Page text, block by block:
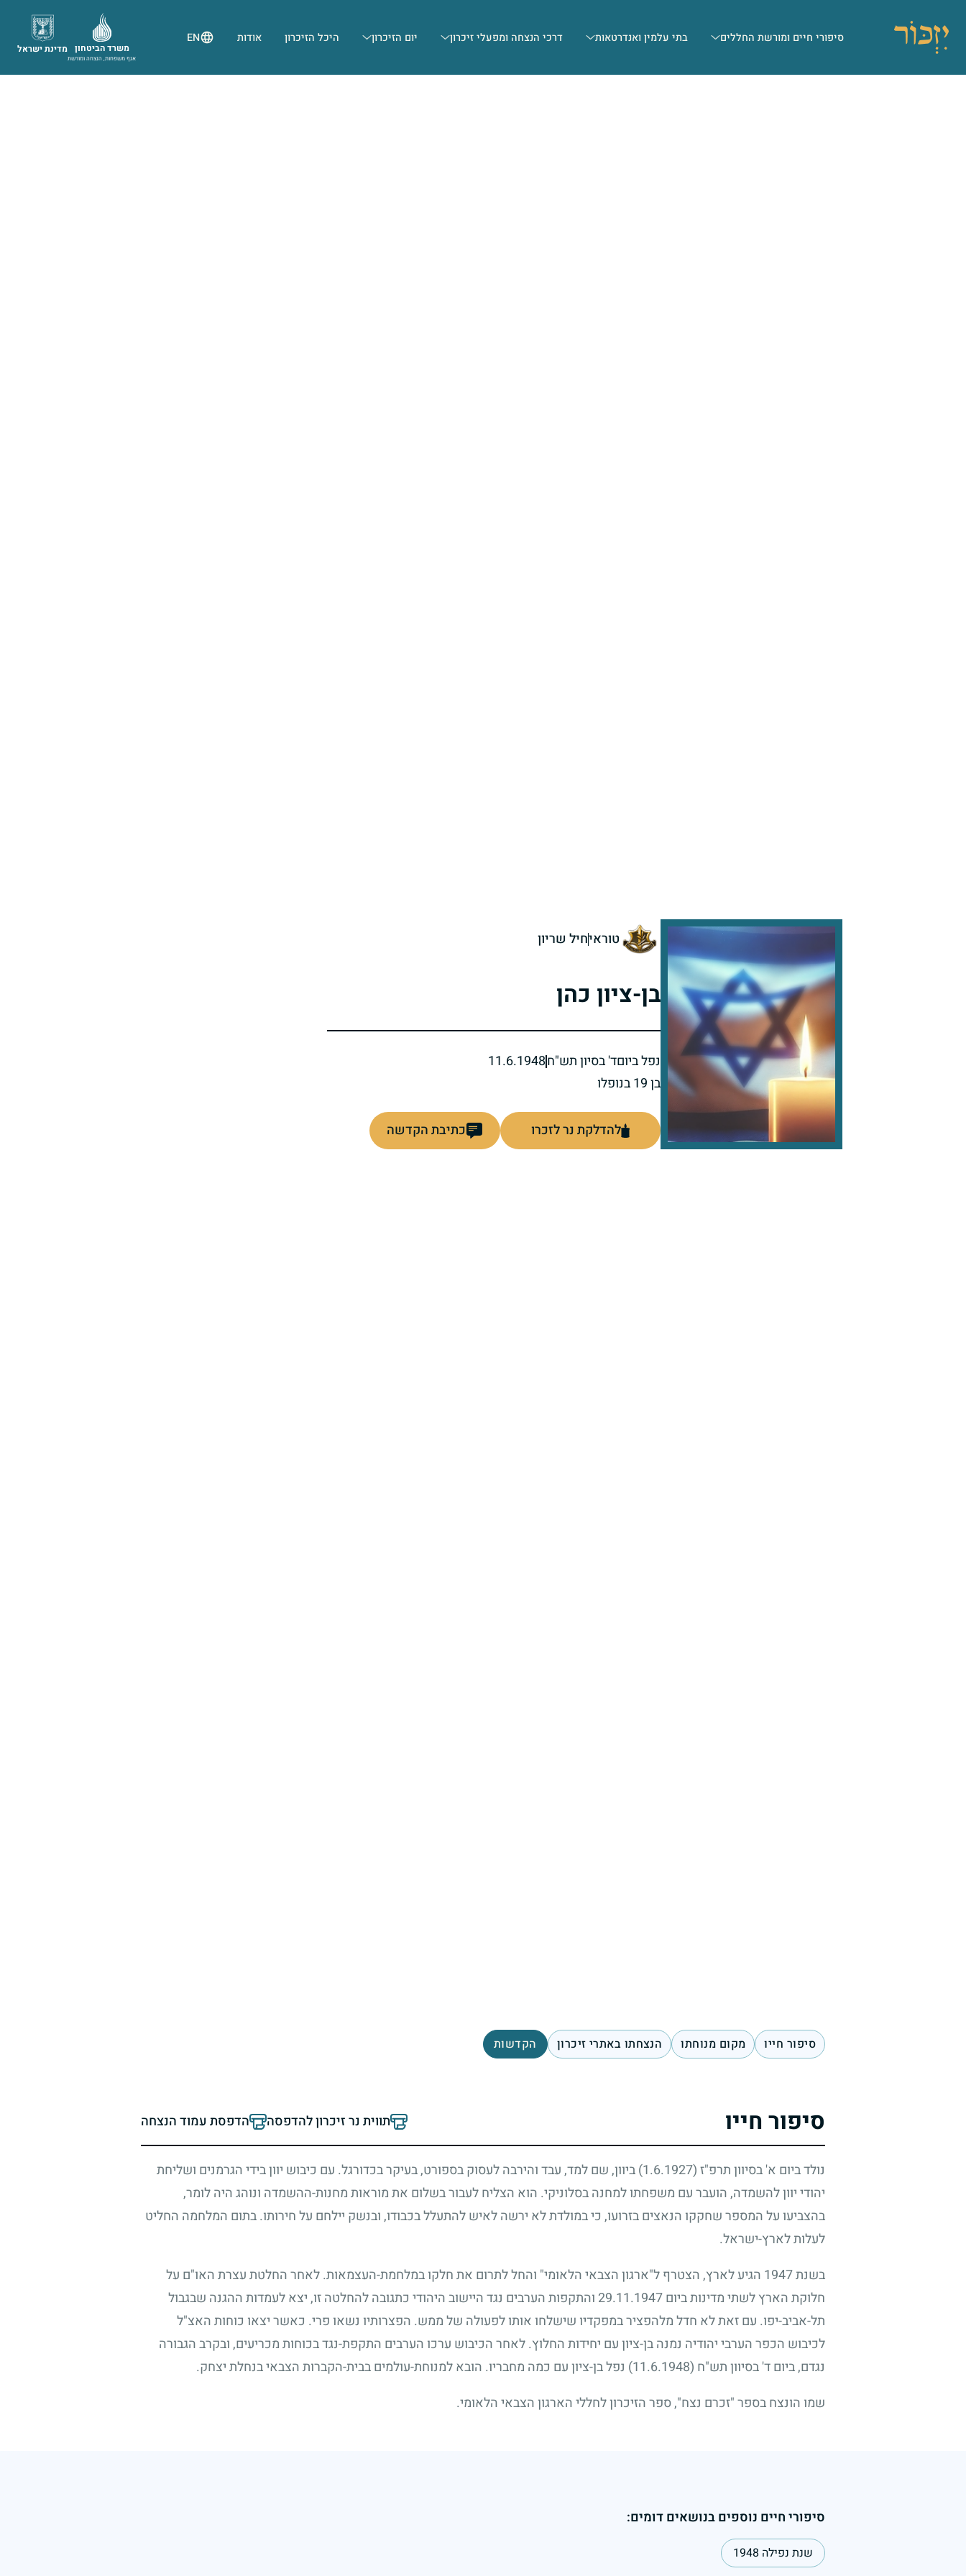
סיפורי חיים ומורשת החללים בתי עלמין ואנדרטאות דרכי הנצחה ומפעלי זיכרון יום הזיכרון היכל הזיכרון אודות EN
מדינת ישראל משרד הביטחון
אגף משפחות, הנצחה ומורשת
טוראיחיל שריון
בן-ציון כהן
נפל ביוםד' בסיון תש"ח11.6.1948
בן 19 בנופלו
להדלקת נר לזכרו כתיבת הקדשה
סיפור חייו מקום מנוחתו הנצחתו באתרי זיכרון הקדשות
סיפור חייו תווית נר זיכרון להדפסה הדפסת עמוד הנצחה
נולד ביום א' בסיוון תרפ"ז(1.6.1927)
ביוון, שם למד, עבד והירבה לעסוק בספורט, בעיקר בכדורגל. עם כיבוש יוון בידי הגרמנים ושליחת
יהודי יוון להשמדה, הועבר עם משפחתו למחנה בסלוניקי. הוא הצליח לעבור בשלום את מוראות מחנות-ההשמדה ונוהג היה לומר,
בהצביעו על המספר שחקקו הנאצים בזרועו, כי במולדת לא ירשה לאיש להתעלל בכבודו, ובנשק יילחם על חירותו. בתום המלחמה החליט
לעלות לארץ-ישראל.
בשנת1947 הגיע לארץ, הצטרף ל"ארגון הצבאי הלאומי" והחל לתרום את חלקו במלחמת-העצמאות. לאחר החלטת עצרת האו"ם על
חלוקת הארץ לשתי מדינות ביום29.11.1947 והתקפות הערבים נגד היישוב היהודי כתגובה להחלטה זו, יצא לעמדות ההגנה שבגבול
תל-אביב-יפו. עם זאת לא חדל מלהפציר במפקדיו שישלחו אותו לפעולה של ממש. הפצרותיו נשאו פרי. כאשר יצאו כוחות האצ"ל
לכיבוש הכפר הערבי יהודיה נמנה בן-ציון עם יחידות החלוץ. לאחר הכיבוש ערכו הערבים התקפת-נגד בכוחות מכריעים, ובקרב הגבורה
נגדם, ביום ד' בסיוון תש"ח (11.6.1948)
נפל בן-ציון עם כמה מחבריו. הובא למנוחת-עולמים בבית-הקברות הצבאי בנחלת יצחק.
שמו הונצח בספר "זכרם נצח", ספר הזיכרון לחללי הארגון הצבאי הלאומי.
סיפורי חיים נוספים בנושאים דומים:
שנת נפילה 1948